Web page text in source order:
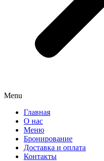
Menu
Главная
О нас
Меню
Бронирование
Доставка и оплата
Контакты